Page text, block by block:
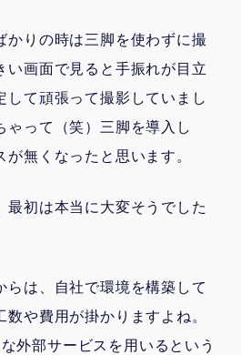
かりの時は三脚を使わずに撮
い画面で見ると手振れが目立
して頑張って撮影していまし
ゃって（笑）三脚を導入し
無くなったと思います。
最初は本当に大変そうでした
らは、自社で環境を構築して
や費用が掛かりますよね。
外部サービスを用いるという